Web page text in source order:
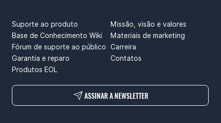
Missão, visão e valores
Materiais de marketing
Carreira
Contatos
Suporte ao produto
Base de Conhecimento Wiki
Fórum de suporte ao público
Garantia e reparo
Produtos EOL
ASSINAR A NEWSLETTER